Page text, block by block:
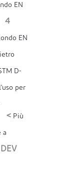
EN
4
EN
D-
per
< Più
a